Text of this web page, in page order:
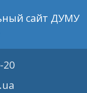
сайт ДУМУ
20